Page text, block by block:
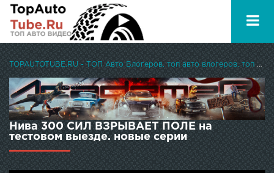
TOPAUTOTUBE.RU - ТОП Авто Блогеров, топ авто влогеров, топ авто ютуберов
Нива 300 СИЛ ВЗРЫВАЕТ ПОЛЕ на
тестовом выезде. новые серии